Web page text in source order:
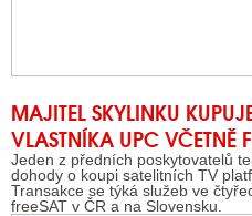
MAJITEL SKYLINKU
VLASTNÍKA UPC VČETNĚ
Jeden z předních poskytovatelů
dohody o koupi satelitních TV
Transakce se týká služeb ve
freeSAT v ČR a na Slovensku.